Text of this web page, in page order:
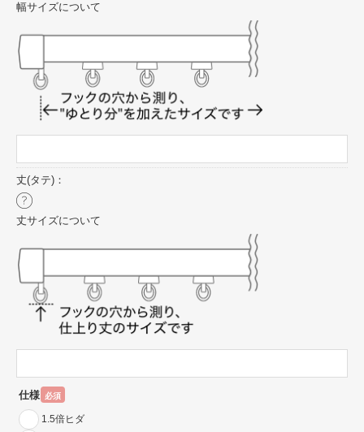
幅サイズについて
丈(タテ)：
丈サイズについて
仕様 必須
1.5倍ヒダ